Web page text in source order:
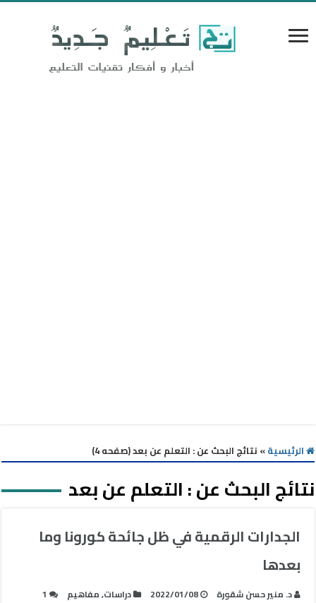
الرئيسية» نتائج البحث عن : التعلم عن بعد (صفحه 4)
نتائج البحث عن :التعلم عن بعد
الجدارات الرقمية في ظل جائحة كورونا وما
بعدها
د. منير حسن شقورة 2022/01/08 دراسات,مفاهيم 1